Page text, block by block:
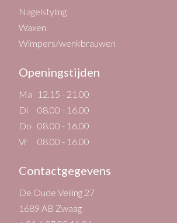
Nagelstyling
Waxen
Wimpers/wenkbrauwen
Openingstijden
Ma
12.15 - 21.00
Di
08.00 - 16.00
Do 08.00 - 16.00
Vr
08.00 - 16.00
Contactgegevens
De Oude Veiling 27
1689 AB Zwaag